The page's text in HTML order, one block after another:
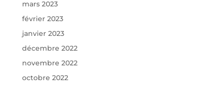
mars 2023
février 2023
janvier 2023
décembre 2022
novembre 2022
octobre 2022